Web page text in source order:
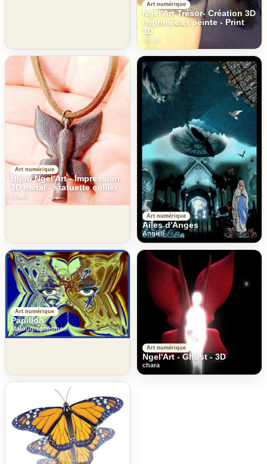
Art numérique
Ngel'Art Trésor- Création 3D
imprimée et peinte - Print
3D
chara
Art numérique
Bijou Ngel'Art - Impression
3D metal - statuette collier
chara
Art numérique
Ailes d'Anges
Angieli
Art numérique
Papillon
Malougraphisme
Art numérique
Ngel'Art - Ghost - 3D
chara